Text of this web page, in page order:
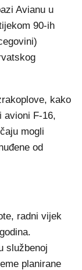
Avianu u
90-ih
kako
avioni F-16,
mogli
od
radni vijek
službenoj
planirane